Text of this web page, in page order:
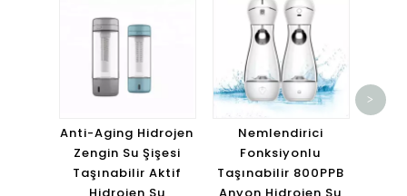
Anti-Aging Hidrojen
Zengin Su Şişesi
Taşınabilir Aktif
Nemlendirici
Fonksiyonlu
Taşınabilir 800PPB
Su
>